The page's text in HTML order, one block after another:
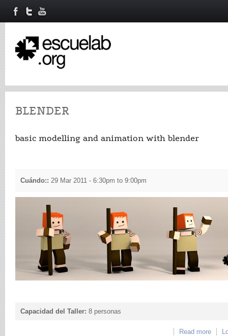
BLENDER
basic modelling and animation with blender
Cuándo:: 29 Mar 2011 - 6:30pm to 9:00pm
Capacidad del Taller: 8 personas
Read more